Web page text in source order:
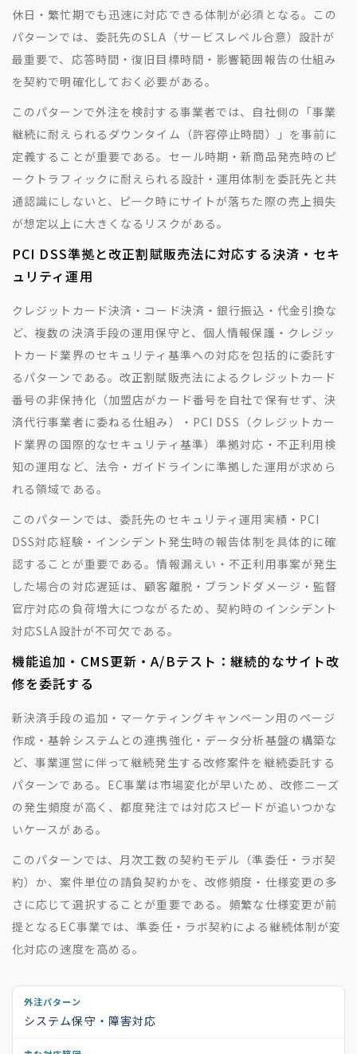
休日・繁忙期でも迅速に対応できる体制が必須となる。この
パターンでは、委託先のSLA（サービスレベル合意）設計が
最重要で、応答時間・復旧目標時間・影響範囲報告の仕組み
を契約で明確化しておく必要がある。
このパターンで外注を検討する事業者では、自社側の「事業
継続に耐えられるダウンタイム（許容停止時間）」を事前に
定義することが重要である。セール時期・新商品発売時のピ
ークトラフィックに耐えられる設計・運用体制を委託先と共
通認識にしないと、ピーク時にサイトが落ちた際の売上損失
が想定以上に大きくなるリスクがある。
PCI DSS準拠と改正割賦販売法に対応する決済・セキ
ュリティ運用
クレジットカード決済・コード決済・銀行振込・代金引換な
ど、複数の決済手段の運用保守と、個人情報保護・クレジッ
トカード業界のセキュリティ基準への対応を包括的に委託す
るパターンである。改正割賦販売法によるクレジットカード
番号の非保持化（加盟店がカード番号を自社で保有せず、決
済代行事業者に委ねる仕組み）・PCI DSS（クレジットカー
ド業界の国際的なセキュリティ基準）準拠対応・不正利用検
知の運用など、法令・ガイドラインに準拠した運用が求めら
れる領域である。
このパターンでは、委託先のセキュリティ運用実績・PCI
DSS対応経験・インシデント発生時の報告体制を具体的に確
認することが重要である。情報漏えい・不正利用事案が発生
した場合の対応遅延は、顧客離脱・ブランドダメージ・監督
官庁対応の負荷増大につながるため、契約時のインシデント
対応SLA設計が不可欠である。
機能追加・CMS更新・A/Bテスト：継続的なサイト改
修を委託する
新決済手段の追加・マーケティングキャンペーン用のページ
作成・基幹システムとの連携強化・データ分析基盤の構築な
ど、事業運営に伴って継続発生する改修案件を継続委託する
パターンである。EC事業は市場変化が早いため、改修ニーズ
の発生頻度が高く、都度発注では対応スピードが追いつかな
いケースがある。
このパターンでは、月次工数の契約モデル（準委任・ラボ契
約）か、案件単位の請負契約かを、改修頻度・仕様変更の多
さに応じて選択することが重要である。頻繁な仕様変更が前
提となるEC事業では、準委任・ラボ契約による継続体制が変
化対応の速度を高める。
システム保守・障害対応